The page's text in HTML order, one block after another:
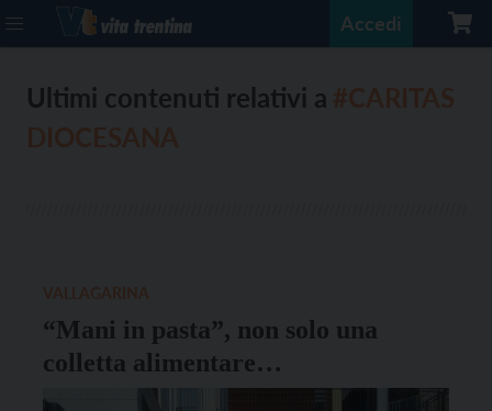
Accedi
Ultimi contenuti relativi a
“Mani in pasta”, non solo una
colletta alimentare…